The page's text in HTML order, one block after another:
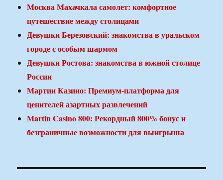
Москва Махачкала самолет: комфортное
путешествие между столицами
Девушки Березовский: знакомства в уральском
городе с особым шармом
Девушки Ростова: знакомства в южной столице
России
Мартин Казино: Премиум-платформа для
ценителей азартных развлечений
Martin Casino 800: Рекордный 800% бонус и
безграничные возможности для выигрыша